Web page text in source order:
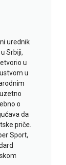
urednik
Srbiji,
u
u
o
da
priče.
Sport,